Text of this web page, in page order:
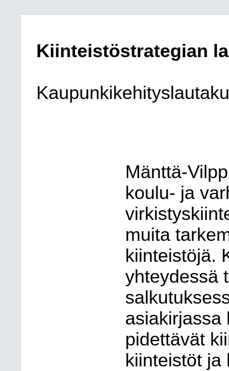
Kiinteistöstrategian
Mänttä-
koulu- ja
muita
kiinteistöjä.
yhteydessä
asiakirjassa
pidettävät
kiinteistöt ja